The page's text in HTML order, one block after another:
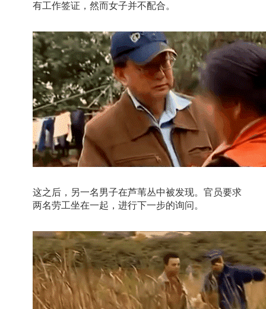
有工作签证，然而女子并不配合。
这之后，另一名男子在芦苇丛中被发现。官员要求
两名劳工坐在一起，进行下一步的询问。